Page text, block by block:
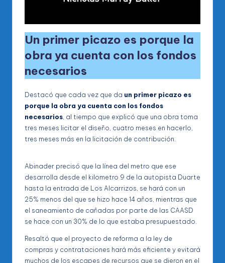
Un primer picazo es porque la
obra ya cuenta con los fondos
necesarios
Destacó que cada vez que da un primer picazo es
porque la obra ya cuenta con los fondos
necesarios , al tiempo que explicó que una obra toma
tres meses licitar el diseño, cuatro meses en hacerlo,
tres meses más en la licitación de contribución.
Abinader precisó que la línea del metro que ese
desarrolla desde el kilometro 9 de la autopista Duarte
hasta la entrada de Los Alcarrizos, se hará con un
25% menos del que se hizo hace 14 años, mientras que
el saneamiento de cañadas por parte de las CAASD
se hace con un 30% de lo que estaba presupuestado.
Resaltó que el proyecto de reforma a la ley de
compras y contrataciones hará más eficiente y evitará
muchos de los escapes de recursos que se dieron en el